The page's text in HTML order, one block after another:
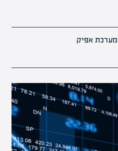
מערכת אפיק